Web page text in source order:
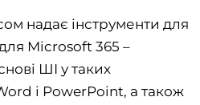
надає інструменти для
Microsoft 365 –
ШІ у таких
і PowerPoint, а також